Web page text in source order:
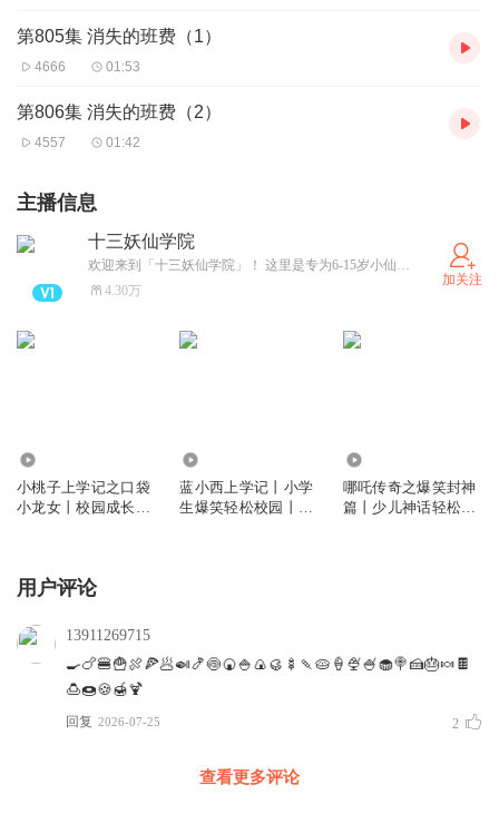
第805集 消失的班费（1）
4666 01:53
第806集 消失的班费（2）
4557 01:42
主播信息
十三妖仙学院
欢迎来到「十三妖仙学院」！ 这里是专为6-15岁小仙君打造的奇幻故事世界！ 在这里，你可以： 畅听少年武侠、神话故事、爆笑日常、奇幻冒险故事…… 关注主播，马上订阅，解锁专属仙力，结交同道仙友，开启属于你的传奇篇章！ QQ仙友群已开放，快搜索【十三妖仙学院】，加入我们一起修炼吧！
4.30万
加关注
小桃子上学记之口袋
小龙女丨校园成长爆
蓝小西上学记丨小学
生爆笑轻松校园丨二
哪吒传奇之爆笑封神
篇丨少儿神话轻松欢
用户评论
13911269715
🍳🍗🍔🍟🍖🍕🥟🍛🍤🍥🍘🍚🍙🥮🍢🍡🥧🍦🍨🍧🧁🍭🍰🎂🍬🍫
🍮🍩🍪🍯🍹
回复 2026-07-25 2
查看更多评论